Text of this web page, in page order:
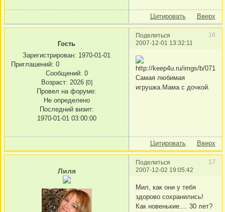
Цитировать Вверх
Поделиться
16
2007-12-01 13:32:11
Гость
Зарегистрирован: 1970-01-01
Приглашений: 0
Сообщений: 0
Возраст: 2026 [0]
Провел на форуме:
Не определено
Последний визит:
1970-01-01 03:00:00
Самая любимая
игрушка.Мама с дочкой.
Цитировать Вверх
Поделиться
17
2007-12-02 19:05:42
Лиля
Мил, как они у тебя
здорово сохранились!
Как новенькие.... 30 лет?